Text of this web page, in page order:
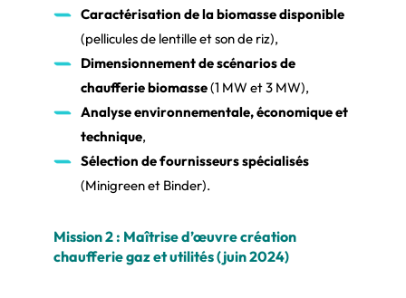
Caractérisation de la biomasse disponible
(pellicules de lentille et son de riz),
Dimensionnement de scénarios de
chaufferie biomasse(1 MW et 3 MW),
Analyse environnementale, économique et
technique,
Sélection de fournisseurs spécialisés
(Minigreen et Binder).
Mission 2 : Maîtrise d’œuvre création
chaufferie gaz et utilités (juin 2024)